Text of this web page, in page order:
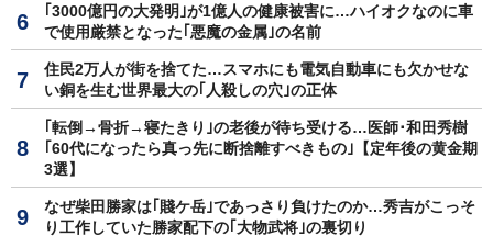
｢3000億円の大発明｣が1億人の健康被害に…ハイオクなのに車
で使用厳禁となった｢悪魔の金属｣の名前
住民2万人が街を捨てた…スマホにも電気自動車にも欠かせな
い銅を生む世界最大の｢人殺しの穴｣の正体
｢転倒→骨折→寝たきり｣の老後が待ち受ける…医師･和田秀樹
｢60代になったら真っ先に断捨離すべきもの｣【定年後の黄金期
3選】
なぜ柴田勝家は｢賤ケ岳｣であっさり負けたのか…秀吉がこっそ
り工作していた勝家配下の｢大物武将｣の裏切り